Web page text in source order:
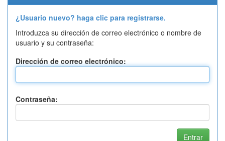
¿Usuario nuevo? haga clic para registrarse.
Introduzca su dirección de correo electrónico o nombre de
usuario y su contraseña:
Dirección de correo electrónico:
Contraseña: